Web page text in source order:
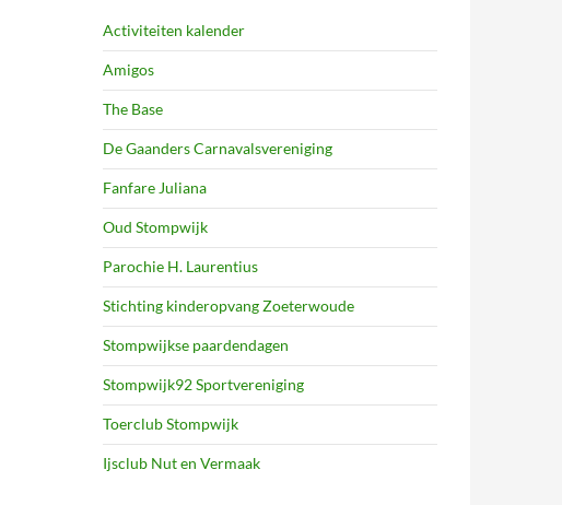
Activiteiten kalender
Amigos
The Base
De Gaanders Carnavalsvereniging
Fanfare Juliana
Oud Stompwijk
Parochie H. Laurentius
Stichting kinderopvang Zoeterwoude
Stompwijkse paardendagen
Stompwijk92 Sportvereniging
Toerclub Stompwijk
Ijsclub Nut en Vermaak